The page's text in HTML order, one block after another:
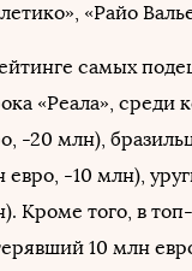
«Райо
самых
«Реала», среди
-20 млн),
евро, -10 млн),
Кроме того, в
10 млн